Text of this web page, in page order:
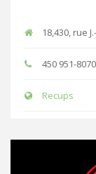
18,430, rue
450 951-8070
Recups